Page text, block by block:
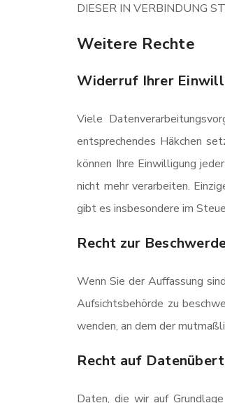
DIESER IN VERBINDUNG
Weitere Rechte
Widerruf Ihrer
Viele
entsprechendes Häkchen
können Ihre Einwilligung
nicht mehr verarbeiten.
gibt es insbesondere im
Recht zur
Wenn Sie der Auffassung
Aufsichtsbehörde zu
wenden, an dem der
Recht auf
Daten, die wir auf